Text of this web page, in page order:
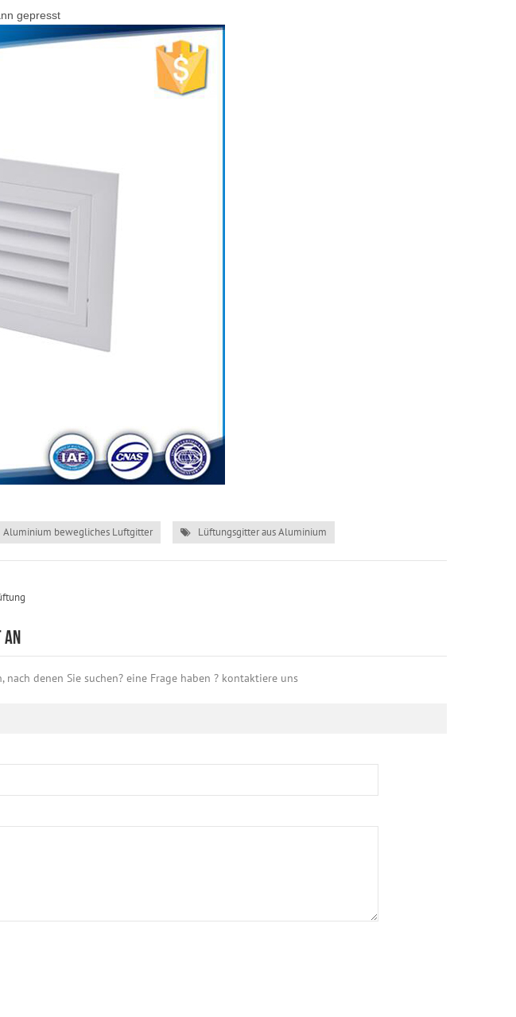
gepresst
Aluminium bewegliches Luftgitter Lüftungsgitter aus Aluminium
AN
denen Sie suchen? eine Frage haben ? kontaktiere uns